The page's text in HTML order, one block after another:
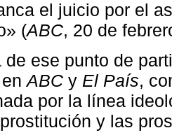
el juicio por el
(ABC, 20 de
de ese punto de
enABC y El País,
por la línea
y las